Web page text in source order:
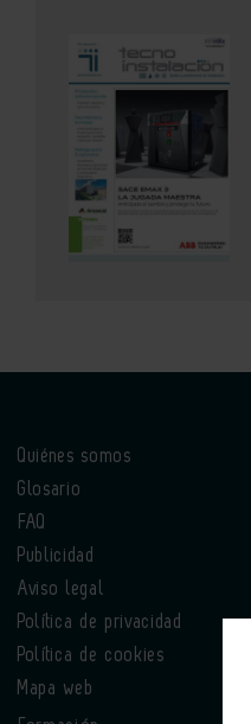
Quiénes somos
Glosario
FAQ
Publicidad
Aviso legal
Política de privacidad
Política de cookies
Mapa web